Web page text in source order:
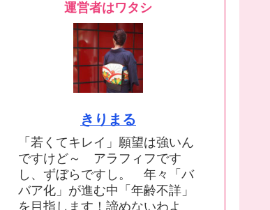
運営者はワタシ
きりまる
「若くてキレイ」願望は強いん
ですけど～ アラフィフです
し、ずぼらですし。 年々「バ
バア化」が進む中「年齢不詳」
を目指します！諦めないわよ